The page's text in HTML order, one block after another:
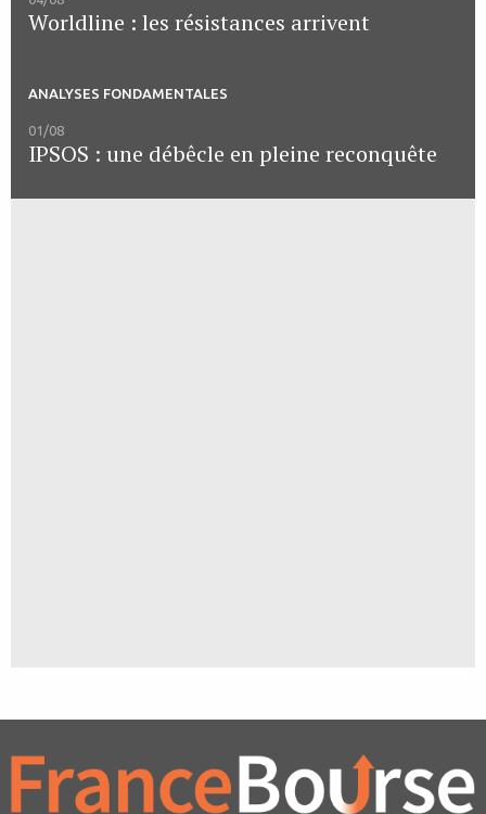
Worldline : les résistances arrivent
ANALYSES FONDAMENTALES
01/08
IPSOS : une débêcle en pleine reconquête